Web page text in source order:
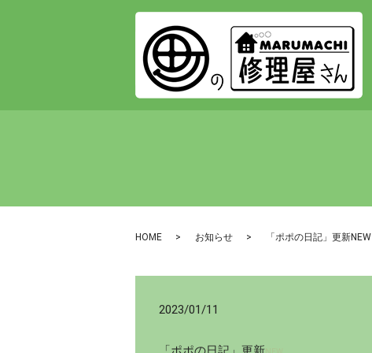
HOME お知らせ 「ポポの日記」更新NEW
2023/01/11